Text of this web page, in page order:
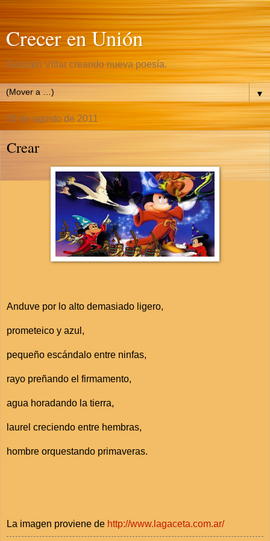
Crecer en Unión
Gonzalo Villar creando nueva poesía.
▼
30 de agosto de 2011
Crear
Anduve por lo alto demasiado ligero,
prometeico y azul,
pequeño escándalo entre ninfas,
rayo preñando el firmamento,
agua horadando la tierra,
laurel creciendo entre hembras,
hombre orquestando primaveras.
La imagen proviene de http://www.lagaceta.com.ar/